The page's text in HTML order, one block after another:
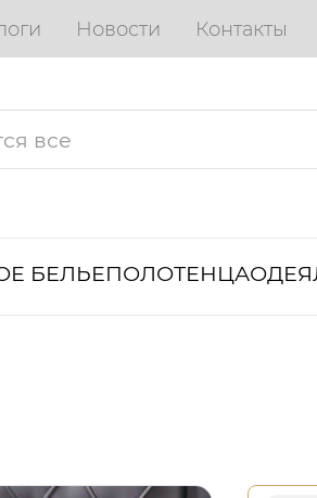
Новости Контакты
БЕЛЬЕПОЛОТЕНЦА